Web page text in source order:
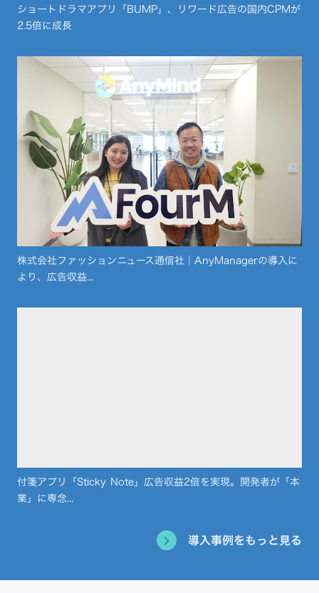
ショートドラマアプリ「BUMP」、リワード広告の国内CPMが
2.5倍に成長
株式会社ファッションニュース通信社｜AnyManagerの導入に
より、広告収益...
付箋アプリ「Sticky Note」広告収益2倍を実現。開発者が「本
業」に専念...
導入事例をもっと見る